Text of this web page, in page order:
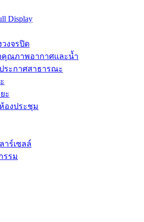
Display
งจรปิด
คุณภาพอากาศและน้ำ
ระกาศสาธารณะ
ะ
องประชุม
าร์เซลล์
รรม